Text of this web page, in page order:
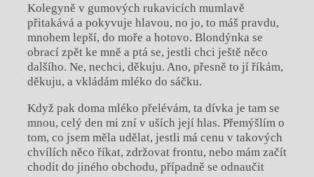
Kolegyně v gumových rukavicích mumlavě
přitakává a pokyvuje hlavou, no jo, to máš pravdu,
mnohem lepší, do moře a hotovo. Blondýnka se
obrací zpět ke mně a ptá se, jestli chci ještě něco
dalšího. Ne, nechci, děkuju. Ano, přesně to jí říkám,
děkuju, a vkládám mléko do sáčku.
Když pak doma mléko přelévám, ta dívka je tam se
mnou, celý den mi zní v uších její hlas. Přemýšlím o
tom, co jsem měla udělat, jestli má cenu v takových
chvílích něco říkat, zdržovat frontu, nebo mám začít
chodit do jiného obchodu, případně se odnaučit